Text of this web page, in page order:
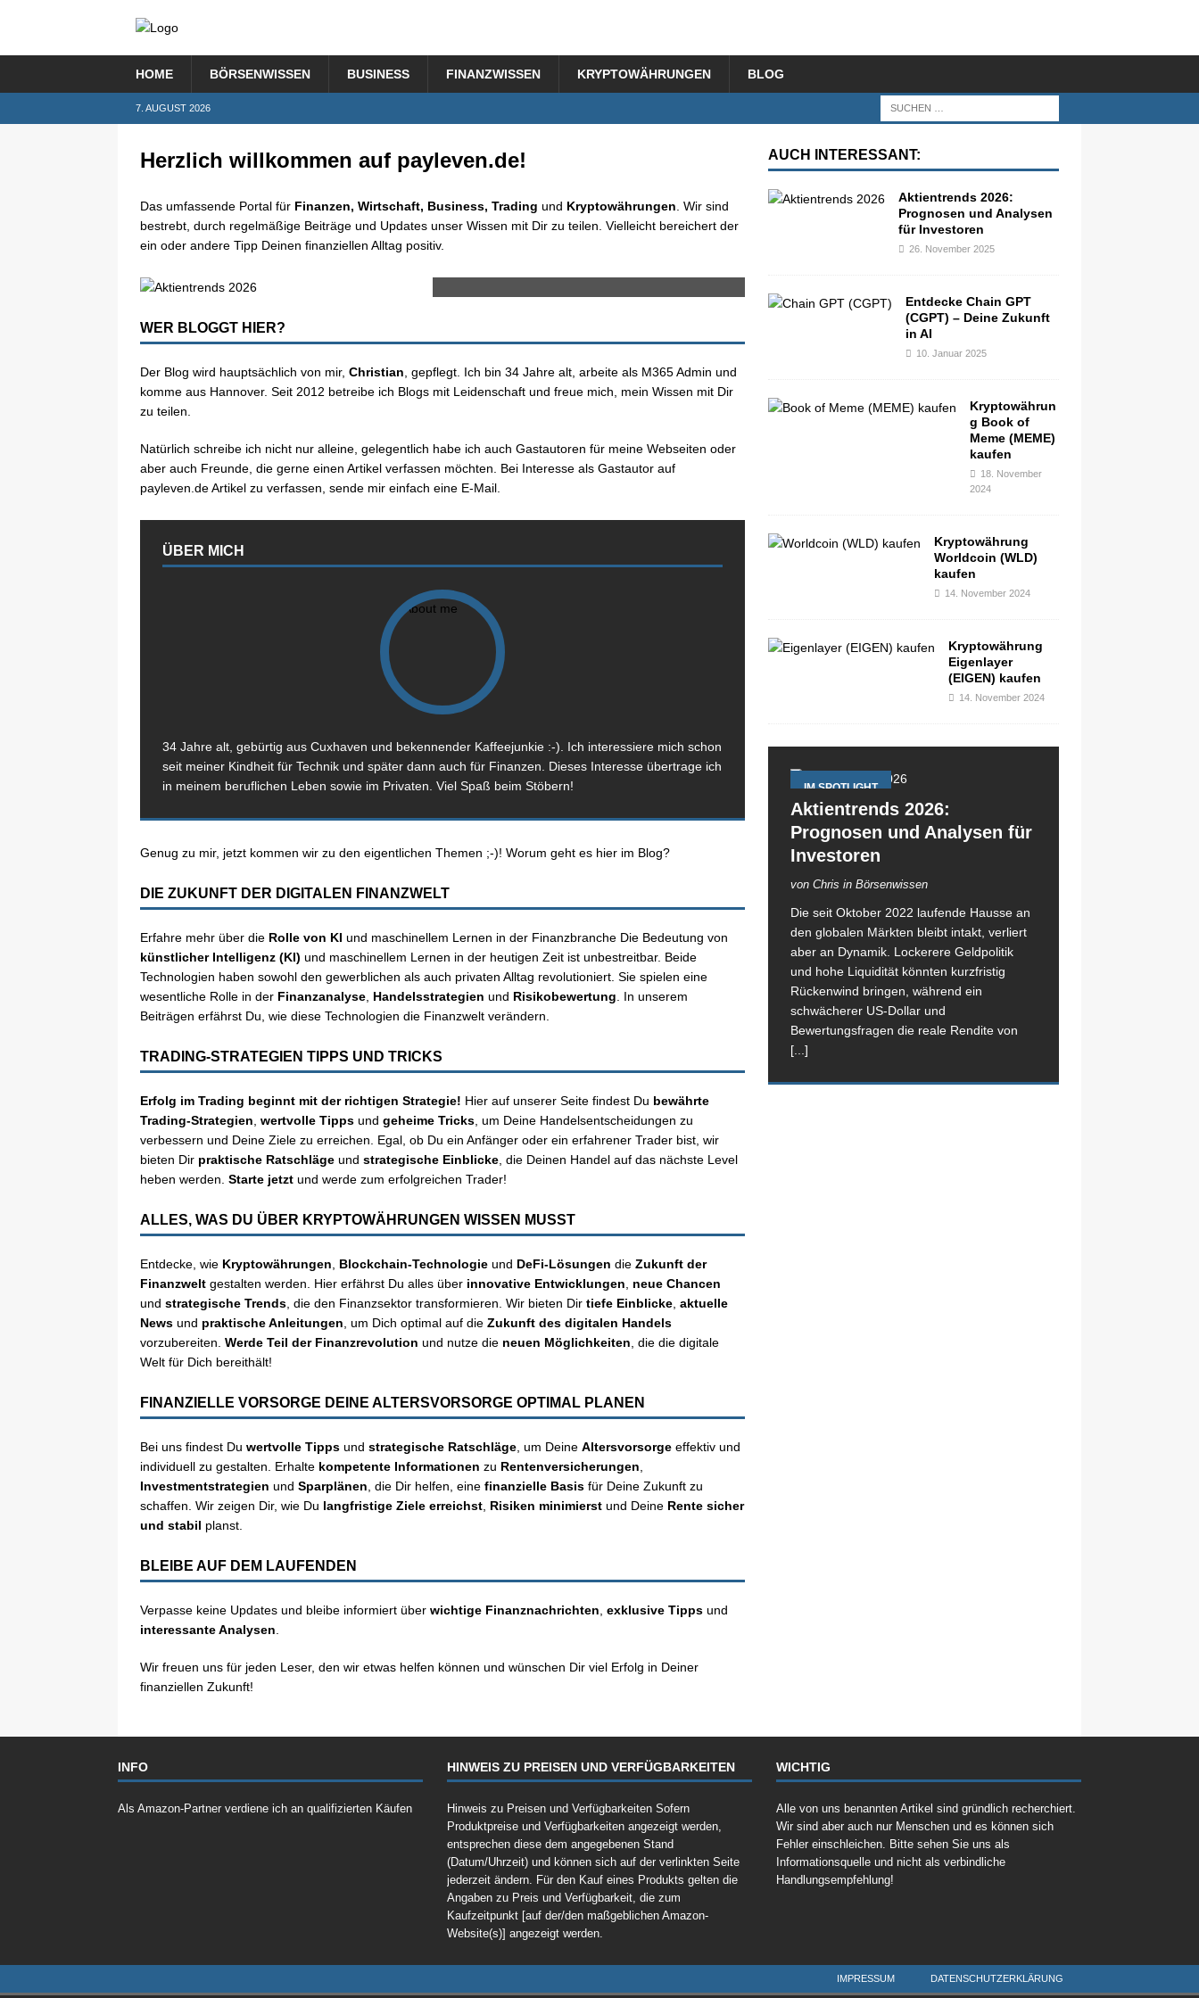
HOME BÖRSENWISSEN BUSINESS FINANZWISSEN KRYPTOWÄHRUNGEN BLOG
7. AUGUST 2026
Herzlich willkommen auf payleven.de!
Das umfassende Portal für Finanzen, Wirtschaft, Business, Trading und Kryptowährungen . Wir sind
bestrebt, durch regelmäßige Beiträge und Updates unser Wissen mit Dir zu teilen. Vielleicht bereichert der
ein oder andere Tipp Deinen finanziellen Alltag positiv.
Prognosen und Analysen
für Investoren
Die seit Oktober 2022 laufende Hausse an den
[...]
WER BLOGGT HIER?
Der Blog wird hauptsächlich von mir, Christian , gepflegt. Ich bin 34 Jahre alt, arbeite als M365 Admin und
komme aus Hannover. Seit 2012 betreibe ich Blogs mit Leidenschaft und freue mich, mein Wissen mit Dir
zu teilen.
Natürlich schreibe ich nicht nur alleine, gelegentlich habe ich auch Gastautoren für meine Webseiten oder
aber auch Freunde, die gerne einen Artikel verfassen möchten. Bei Interesse als Gastautor auf
payleven.de Artikel zu verfassen, sende mir einfach eine E-Mail.
ÜBER MICH
34 Jahre alt, gebürtig aus Cuxhaven und bekennender Kaffeejunkie :-). Ich interessiere mich schon
seit meiner Kindheit für Technik und später dann auch für Finanzen. Dieses Interesse übertrage ich
in meinem beruflichen Leben sowie im Privaten. Viel Spaß beim Stöbern!
Genug zu mir, jetzt kommen wir zu den eigentlichen Themen ;-)! Worum geht es hier im Blog?
DIE ZUKUNFT DER DIGITALEN FINANZWELT
Erfahre mehr über die Rolle von KI und maschinellem Lernen in der Finanzbranche Die Bedeutung von
künstlicher Intelligenz (KI) und maschinellem Lernen in der heutigen Zeit ist unbestreitbar. Beide
Technologien haben sowohl den gewerblichen als auch privaten Alltag revolutioniert. Sie spielen eine
wesentliche Rolle in der Finanzanalyse Handelsstrategien und Risikobewertung . In unserem
Beiträgen erfährst Du, wie diese Technologien die Finanzwelt verändern.
TRADING-STRATEGIEN TIPPS UND TRICKS
Erfolg im Trading beginnt mit der richtigen Strategie! Hier auf unserer Seite findest Du bewährte
Trading-Strategien wertvolle Tipps und geheime Tricks , um Deine Handelsentscheidungen zu
verbessern und Deine Ziele zu erreichen. Egal, ob Du ein Anfänger oder ein erfahrener Trader bist, wir
bieten Dir praktische Ratschläge und strategische Einblicke , die Deinen Handel auf das nächste Level
heben werden. Starte jetzt und werde zum erfolgreichen Trader!
ALLES, WAS DU ÜBER KRYPTOWÄHRUNGEN WISSEN MUSST
Entdecke, wie Kryptowährungen Blockchain-Technologie und DeFi-Lösungen die Zukunft der
Finanzwelt gestalten werden. Hier erfährst Du alles über innovative Entwicklungen
neue Chancen
und strategische Trends , die den Finanzsektor transformieren. Wir bieten Dir tiefe Einblicke aktuelle
News und praktische Anleitungen , um Dich optimal auf die Zukunft des digitalen Handels
vorzubereiten. Werde Teil der Finanzrevolution und nutze die neuen Möglichkeiten , die die digitale
Welt für Dich bereithält!
FINANZIELLE VORSORGE DEINE ALTERSVORSORGE OPTIMAL PLANEN
Bei uns findest Du wertvolle Tipps und strategische Ratschläge , um Deine Altersvorsorge effektiv und
individuell zu gestalten. Erhalte kompetente Informationen zu Rentenversicherungen
Investmentstrategien und Sparplänen , die Dir helfen, eine finanzielle Basis für Deine Zukunft zu
schaffen. Wir zeigen Dir, wie Du langfristige Ziele erreichst Risiken minimierst und Deine Rente sicher
und stabil planst.
BLEIBE AUF DEM LAUFENDEN
Verpasse keine Updates und bleibe informiert über wichtige Finanznachrichten exklusive Tipps und
interessante Analysen
Wir freuen uns für jeden Leser, den wir etwas helfen können und wünschen Dir viel Erfolg in Deiner
finanziellen Zukunft!
AUCH INTERESSANT:
Aktientrends 2026:
Prognosen und Analysen
für Investoren
26. November 2025
Entdecke Chain GPT
(CGPT) – Deine Zukunft
in AI
10. Januar 2025
Kryptowährun
g Book of
Meme (MEME)
kaufen
18. November
2024
Kryptowährung
Worldcoin (WLD)
kaufen
14. November 2024
Kryptowährung
Eigenlayer
(EIGEN) kaufen
14. November 2024
IM SPOTLIGHT
Aktientrends 2026:
Prognosen und Analysen für
Investoren
von Chris in Börsenwissen
Die seit Oktober 2022 laufende Hausse an
den globalen Märkten bleibt intakt, verliert
aber an Dynamik. Lockerere Geldpolitik
und hohe Liquidität könnten kurzfristig
Rückenwind bringen, während ein
schwächerer US-Dollar und
Bewertungsfragen die reale Rendite von
[...]
INFO
Als Amazon-Partner verdiene ich an qualifizierten Käufen
HINWEIS ZU PREISEN UND VERFÜGBARKEITEN
Hinweis zu Preisen und Verfügbarkeiten Sofern
Produktpreise und Verfügbarkeiten angezeigt werden,
entsprechen diese dem angegebenen Stand
(Datum/Uhrzeit) und können sich auf der verlinkten Seite
jederzeit ändern. Für den Kauf eines Produkts gelten die
Angaben zu Preis und Verfügbarkeit, die zum
Kaufzeitpunkt [auf der/den maßgeblichen Amazon-
Website(s)] angezeigt werden.
WICHTIG
Alle von uns benannten Artikel sind gründlich recherchiert.
Wir sind aber auch nur Menschen und es können sich
Fehler einschleichen. Bitte sehen Sie uns als
Informationsquelle und nicht als verbindliche
Handlungsempfehlung!
IMPRESSUM DATENSCHUTZERKLÄRUNG